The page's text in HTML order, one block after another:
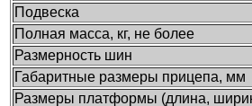
Подвеска
Полная масса, кг, не более
Размерность шин
Габаритные размеры прицепа, мм
Размеры платформы (длина,